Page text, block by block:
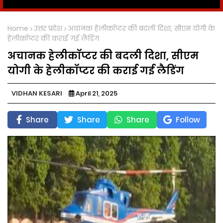
Home उत्तर प्रदेश अचानक हेलीकॉप्टर की बदली दिशा, सीएम योगी के
हेलीकॉप्टर की कराई गई लैडिंग
अचानक हेलीकॉप्टर की बदली दिशा, सीएम
योगी के हेलीकॉप्टर की कराई गई लैडिंग
VIDHAN KESARI April 21, 2025
Share Share Share Follow